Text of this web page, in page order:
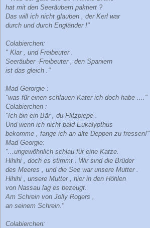
hat mit den Seeräubern paktiert ?
Das will ich nicht glauben , der Kerl war
durch und durch Engländer !"
Colabierchen:
" Klar , und Freibeuter .
Seeräuber -Freibeuter , den Spaniern
ist das gleich ."
Mad Gerorgie :
"was für einen schlauen Kater ich doch habe ...."
Colabierchen :
"Ich bin ein Bär , du Flitzpiepe .
Und wenn ich nicht bald Eukalypthus
bekomme , fange ich an alte Deppen zu fressen!"
Mad Georgie:
"...ungewöhnlich schlau für eine Katze.
Hihihi , doch es stimmt . Wir sind die Brüder
des Meeres , und die See war unsere Mutter .
Hihihi , unsere Mutter , hier in den Höhlen
von Nassau lag es bezeugt.
Am Schrein von Jolly Rogers ,
an seinem Schrein."
Colabierchen: